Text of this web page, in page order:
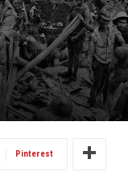
Pinterest